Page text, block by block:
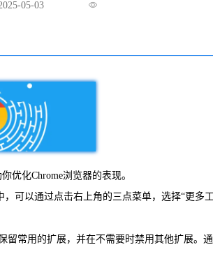
05-03
优化Chrome浏览器的表现。
可以通过点击右上角的三点菜单，选择“更
常用的扩展，并在不需要时禁用其他扩展。